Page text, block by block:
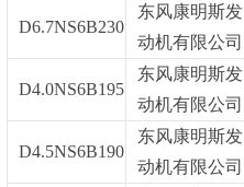
D6.7NS6B230
东风康明斯发
动机有限公司
D4.0NS6B195
东风康明斯发
动机有限公司
D4.5NS6B190
东风康明斯发
动机有限公司